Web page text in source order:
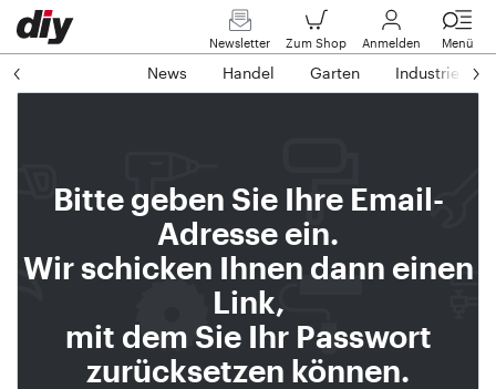
Newsletter Zum Shop Anmelden Menü
News Handel Garten Industrie
Bitte geben Sie Ihre Email-
Adresse ein.
Wir schicken Ihnen dann einen
Link,
mit dem Sie Ihr Passwort
zurücksetzen können.